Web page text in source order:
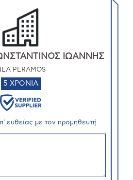
ΙΩΑΝΝΗΣ
PERAMOS
5 ΧΡΟΝΙΑ
ευθείας με τον προμηθευτή